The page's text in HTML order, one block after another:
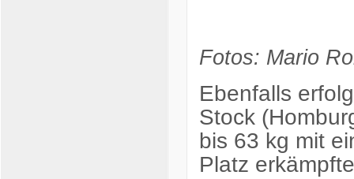
Fotos: Mario
Ebenfalls
Stock
bis 63 kg mit
Platz